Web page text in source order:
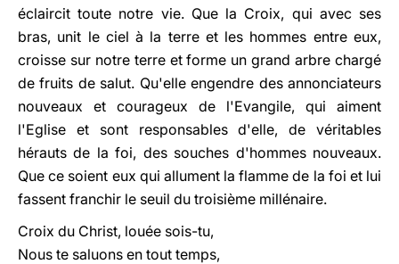
éclaircit toute notre vie. Que la Croix, qui avec ses
bras, unit le ciel à la terre et les hommes entre eux,
croisse sur notre terre et forme un grand arbre chargé
de fruits de salut. Qu'elle engendre des annonciateurs
nouveaux et courageux de l'Evangile, qui aiment
l'Eglise et sont responsables d'elle, de véritables
hérauts de la foi, des souches d'hommes nouveaux.
Que ce soient eux qui allument la flamme de la foi et lui
fassent franchir le seuil du troisième millénaire.
Croix du Christ, louée sois-tu,
Nous te saluons en tout temps,